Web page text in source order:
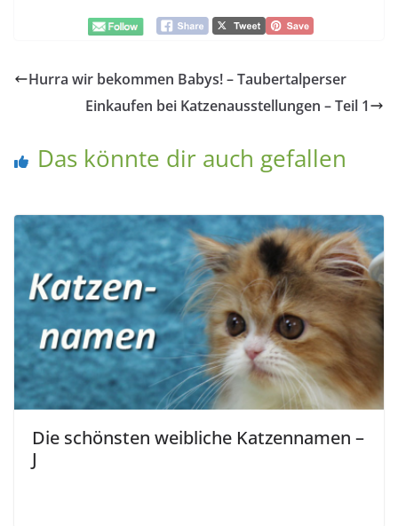
Hurra wir bekommen Babys! – Taubertalperser
Einkaufen bei Katzenausstellungen – Teil 1
Das könnte dir auch gefallen
Die schönsten weibliche Katzennamen –
J